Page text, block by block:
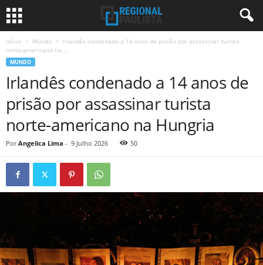
Início Mundo
Irlandês condenado a 14 anos de prisão por assassinar turista
norte-americano na...
MUNDO
Irlandês condenado a 14 anos de
prisão por assassinar turista
norte-americano na Hungria
Por Angelica Lima - 9 Julho 2026 50